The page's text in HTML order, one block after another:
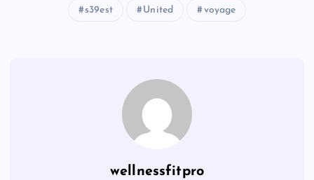
s39est United voyage
wellnessfitpro